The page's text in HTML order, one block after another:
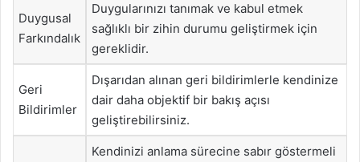
Duygusal
Farkındalık
Duygularınızı tanımak ve kabul etmek
sağlıklı bir zihin durumu geliştirmek için
gereklidir.
Geri
Bildirimler
Dışarıdan alınan geri bildirimlerle kendinize
dair daha objektif bir bakış açısı
geliştirebilirsiniz.
Kendinizi anlama sürecine sabır göstermeli